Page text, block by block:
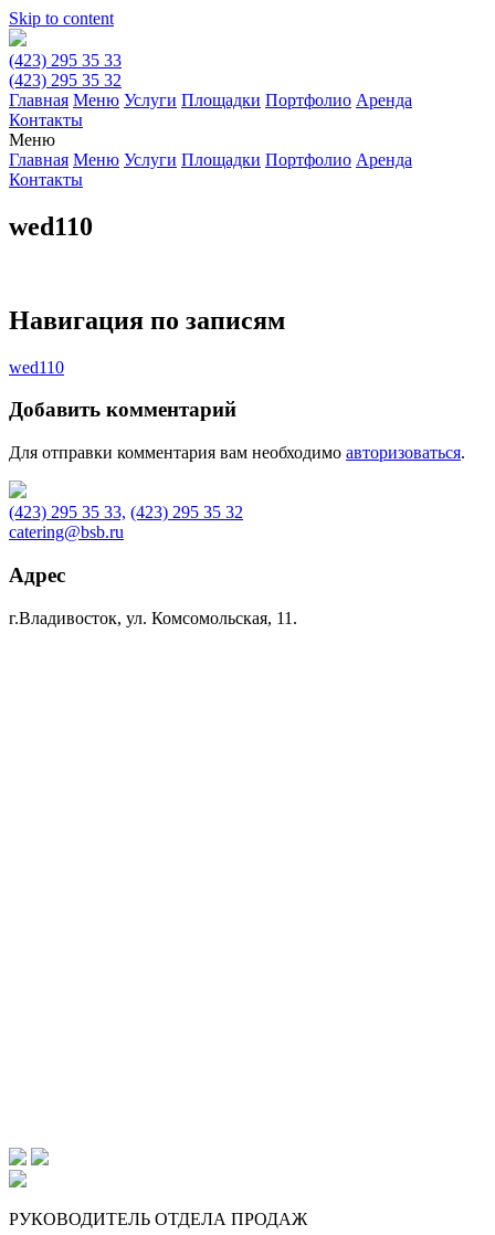
Skip to content
(423) 295 35 33
(423) 295 35 32
Главная Меню Услуги Площадки Портфолио Аренда
Контакты
Меню
Главная Меню Услуги Площадки Портфолио Аренда
Контакты
wed110
Навигация по записям
wed110
Добавить комментарий
Для отправки комментария вам необходимо авторизоваться.
(423) 295 35 33, (423) 295 35 32
catering@bsb.ru
Адрес
г.Владивосток, ул. Комсомольская, 11.
РУКОВОДИТЕЛЬ ОТДЕЛА ПРОДАЖ